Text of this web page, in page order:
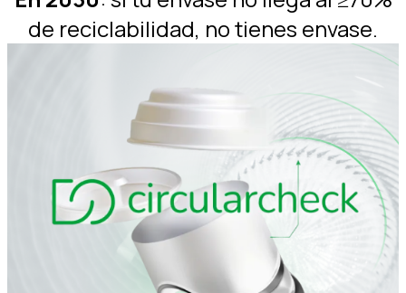
de reciclabilidad, no tienes envase.